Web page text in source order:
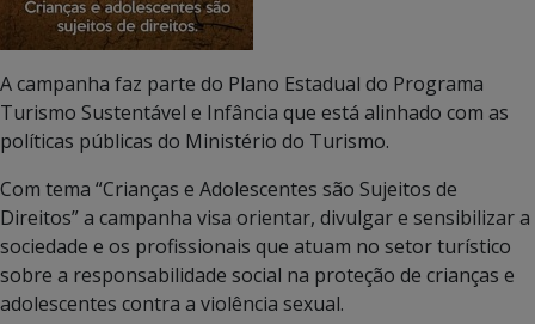
A campanha faz parte do Plano Estadual do Programa
Turismo Sustentável e Infância que está alinhado com as
políticas públicas do Ministério do Turismo.
Com tema “Crianças e Adolescentes são Sujeitos de
Direitos” a campanha visa orientar, divulgar e sensibilizar a
sociedade e os profissionais que atuam no setor turístico
sobre a responsabilidade social na proteção de crianças e
adolescentes contra a violência sexual.